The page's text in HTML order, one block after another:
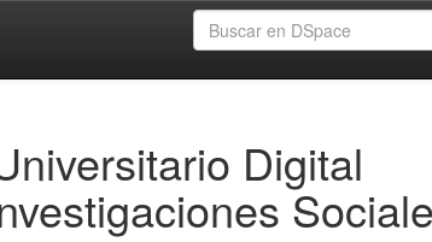
Digital